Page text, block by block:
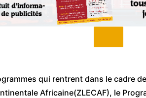
Mali
Mozambique
Namibie
qui rentrent dans le cadre de
Africaine(ZLECAF), le